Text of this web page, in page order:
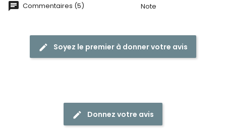
Commentaires (5) Note
Soyez le premier à donner votre avis
Donnez votre avis